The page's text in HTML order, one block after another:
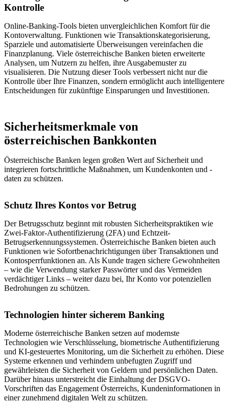
Kontrolle
Online-Banking-Tools bieten unvergleichlichen Komfort für die
Kontoverwaltung. Funktionen wie Transaktionskategorisierung,
Sparziele und automatisierte Überweisungen vereinfachen die
Finanzplanung. Viele österreichische Banken bieten erweiterte
Analysen, um Nutzern zu helfen, ihre Ausgabemuster zu
visualisieren. Die Nutzung dieser Tools verbessert nicht nur die
Kontrolle über Ihre Finanzen, sondern ermöglicht auch intelligentere
Entscheidungen für zukünftige Einsparungen und Investitionen.
Sicherheitsmerkmale von
österreichischen Bankkonten
Österreichische Banken legen großen Wert auf Sicherheit und
integrieren fortschrittliche Maßnahmen, um Kundenkonten und -
daten zu schützen.
Schutz Ihres Kontos vor Betrug
Der Betrugsschutz beginnt mit robusten Sicherheitspraktiken wie
Zwei-Faktor-Authentifizierung (2FA) und Echtzeit-
Betrugserkennungssystemen. Österreichische Banken bieten auch
Funktionen wie Sofortbenachrichtigungen über Transaktionen und
Kontosperrfunktionen an. Als Kunde tragen sichere Gewohnheiten
– wie die Verwendung starker Passwörter und das Vermeiden
verdächtiger Links – weiter dazu bei, Ihr Konto vor potenziellen
Bedrohungen zu schützen.
Technologien hinter sicherem Banking
Moderne österreichische Banken setzen auf modernste
Technologien wie Verschlüsselung, biometrische Authentifizierung
und KI-gesteuertes Monitoring, um die Sicherheit zu erhöhen. Diese
Systeme erkennen und verhindern unbefugten Zugriff und
gewährleisten die Sicherheit von Geldern und persönlichen Daten.
Darüber hinaus unterstreicht die Einhaltung der DSGVO-
Vorschriften das Engagement Österreichs, Kundeninformationen in
einer zunehmend digitalen Welt zu schützen.